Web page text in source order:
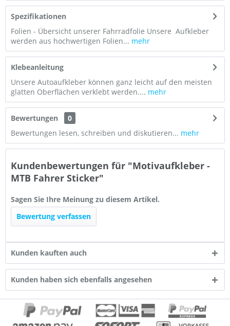
Spezifikationen
Folien - Übersicht unserer Fahrradfolie Unsere Aufkleber
werden aus hochwertigen Folien... mehr
Klebeanleitung
Unsere Autoaufkleber können ganz leicht auf den meisten
glatten Oberflächen verklebt werden.... mehr
Bewertungen
0
Bewertungen lesen, schreiben und diskutieren... mehr
Kundenbewertungen für "Motivaufkleber -
MTB Fahrer Sticker"
Sagen Sie Ihre Meinung zu diesem Artikel.
Bewertung verfassen
Kunden kauften auch
Kunden haben sich ebenfalls angesehen